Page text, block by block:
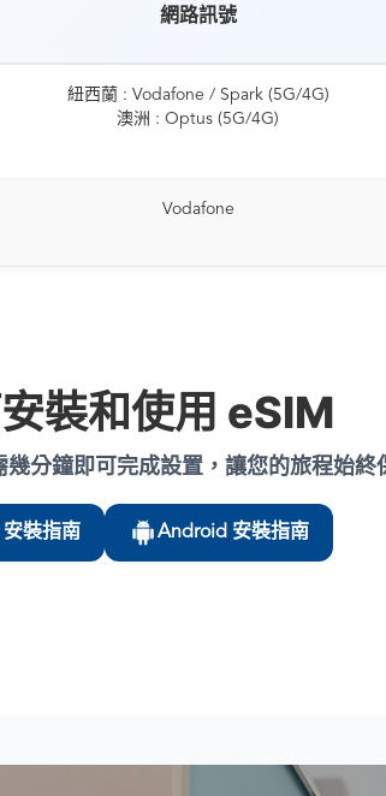
網路訊號
紐西蘭 : Vodafone / Spark (5G/4G)
澳洲 : Optus (5G/4G)
Vodafone
裝和使用 eSIM
幾分鐘即可完成設置，讓您的旅程始終
安裝指南 Android 安裝指南